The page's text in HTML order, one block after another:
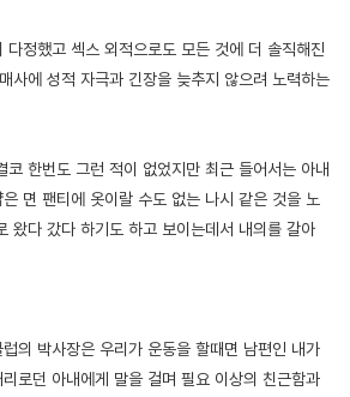
다정했고 섹스 외적으로도 모든 것에 더 솔직해진
사에 성적 자극과 긴장을 늦추지 않으려 노력하는
코 한번도 그런 적이 없었지만 최근 들어서는 아내
면 팬티에 옷이랄 수도 없는 나시 같은 것을 노
왔다 갔다 하기도 하고 보이는데서 내의를 갈아
의 박사장은 우리가 운동을 할때면 남편인 내가
로던 아내에게 말을 걸며 필요 이상의 친근함과